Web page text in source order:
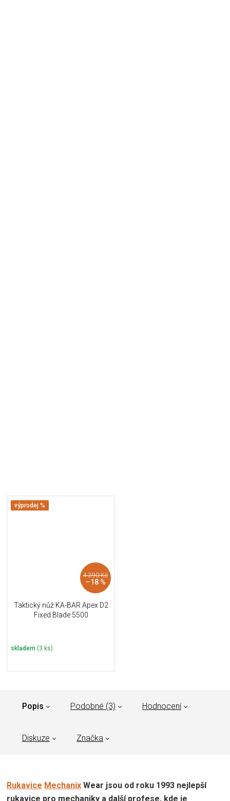
výprodej %
4 290 Kč
–18 %
Taktický nůž KA-BAR Apex D2
Fixed Blade 5500
skladem (3 ks)
Popis Podobné (3) Hodnocení
Diskuze Značka
Rukavice Mechanix Wear jsou od roku 1993 nejlepší
rukavice pro mechaniky a další profese, kde je